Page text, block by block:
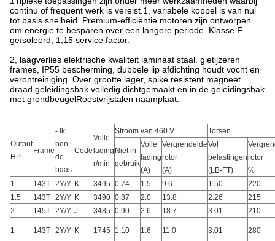
continu of frequent werk is vereist.1, variabele koppel is van nul
tot basis snelheid. Premium-efficiëntie motoren zijn ontworpen
om energie te besparen over een langere periode. Klasse F
geïsoleerd, 1,15 service factor.
2, laagverlies elektrische kwaliteit laminaat staal. gietijzeren
frames, IP55 bescherming, dubbele lip afdichting houdt vocht en
verontreiniging. Over grootte lager, spike resistent magneet
draad,geleidingsbak volledig dichtgemaakt en in de geleidingsbak
met grondbeugelRoestvrijstalen naamplaat.
Output
HP
Frame
- Ik
ben
de
baas.
Code
Volle
lading
r/min
Stroom van 460 V Torsen
Niet in
gebruik
Volle
lading
(A)
Vergrendelde
rotor
(A)
Vol
belastingen
(LB-FT)
rotor
%
1
143T 2Y/Y K 3495 0.74 1.5 9.6 1.50
220
1.5
143T 2Y/Y K 3490 0.87 2.0 13.8 2.26
215
2
145T 2Y/Y J 3485 0.90 2.6 18.7 3.01 210
1 143T 2Y/Y K 1745 1.10 1.6 11.0 3.01 280